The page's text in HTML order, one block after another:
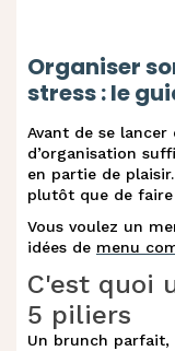
n.
en ramequin
o.
Omelette
saucisse
p.
Omelette
et fromage
q Gaufres &
Organiser
stress : le
Avant de se lancer
d’organisation
en partie de
plutôt que de
Vous voulez un
idées de menu
C'est quoi
5 piliers
Un brunch parfait,